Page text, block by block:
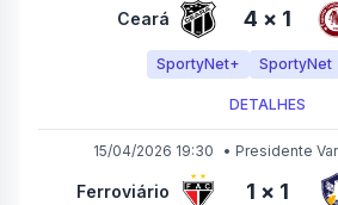
Ceará 4 × 1
SportyNet+ SportyNet
DETALHES
15/04/2026 19:30 • Presidente
Ferroviário 1 × 1